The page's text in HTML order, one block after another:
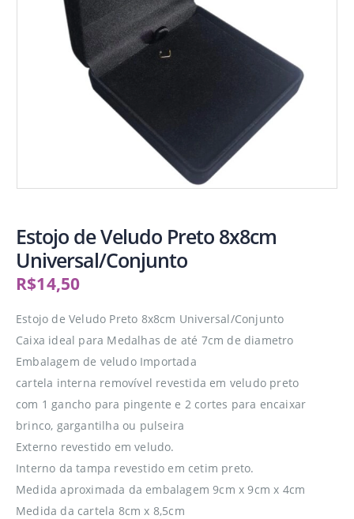
Estojo de Veludo Preto 8x8cm
Universal/Conjunto
R$14,50
Estojo de Veludo Preto 8x8cm Universal/Conjunto
Caixa ideal para Medalhas de até 7cm de diametro
Embalagem de veludo Importada
cartela interna removível revestida em veludo preto
com 1 gancho para pingente e 2 cortes para encaixar
brinco, gargantilha ou pulseira
Externo revestido em veludo.
Interno da tampa revestido em cetim preto.
Medida aproximada da embalagem 9cm x 9cm x 4cm
Medida da cartela 8cm x 8,5cm